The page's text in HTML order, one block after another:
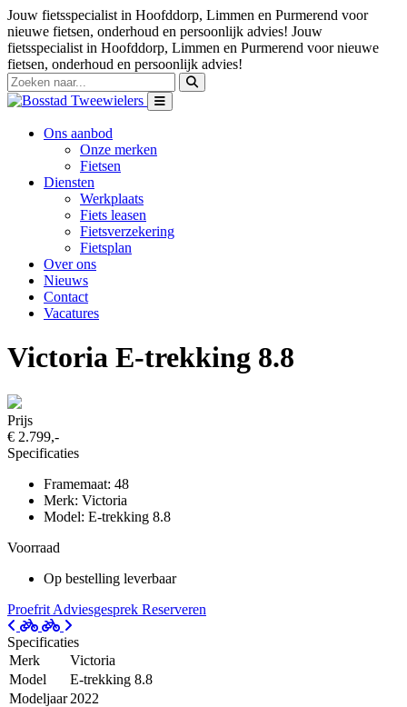
Jouw fietsspecialist in Hoofddorp, Limmen en Purmerend voor
nieuwe fietsen, onderhoud en persoonlijk advies! Jouw
fietsspecialist in Hoofddorp, Limmen en Purmerend voor nieuwe
fietsen, onderhoud en persoonlijk advies!
Ons aanbod
Onze merken
Fietsen
Diensten
Werkplaats
Fiets leasen
Fietsverzekering
Fietsplan
Over ons
Nieuws
Contact
Vacatures
Victoria E-trekking 8.8
Prijs
€ 2.799,-
Specificaties
Framemaat: 48
Merk: Victoria
Model: E-trekking 8.8
Voorraad
Op bestelling leverbaar
Proefrit Adviesgesprek Reserveren
Specificaties
Merk
Victoria
Model
E-trekking 8.8
Modeljaar 2022